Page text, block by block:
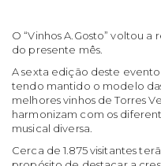
O “Vinhos A.Gosto” voltou
do presente mês.
A sexta edição deste
tendo mantido o modelo
melhores vinhos de Torres
harmonizam com os
musical diversa.
Cerca de 1.875 visitantes